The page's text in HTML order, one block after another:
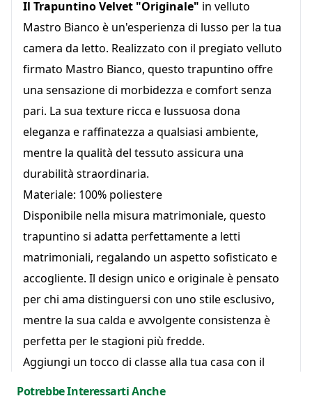
Il Trapuntino Velvet "Originale" in velluto
Mastro Bianco è un'esperienza di lusso per la tua
camera da letto. Realizzato con il pregiato velluto
firmato Mastro Bianco, questo trapuntino offre
una sensazione di morbidezza e comfort senza
pari. La sua texture ricca e lussuosa dona
eleganza e raffinatezza a qualsiasi ambiente,
mentre la qualità del tessuto assicura una
durabilità straordinaria.
Materiale: 100% poliestere
Disponibile nella misura matrimoniale, questo
trapuntino si adatta perfettamente a letti
matrimoniali, regalando un aspetto sofisticato e
accogliente. Il design unico e originale è pensato
per chi ama distinguersi con uno stile esclusivo,
mentre la sua calda e avvolgente consistenza è
perfetta per le stagioni più fredde.
Aggiungi un tocco di classe alla tua casa con il
Potrebbe Interessarti Anche